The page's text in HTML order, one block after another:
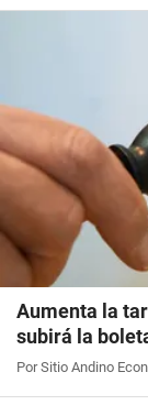
Aumenta la
subirá la
Por Sitio Andino